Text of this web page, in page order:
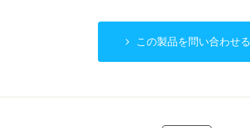
この製品を問い合わせる